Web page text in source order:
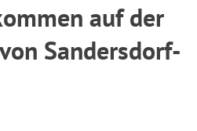
auf der
Sandersdorf-